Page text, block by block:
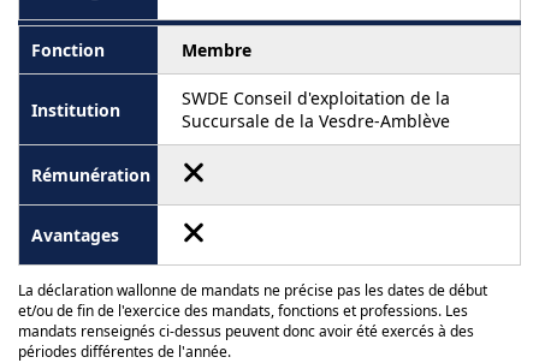
Membre
SWDE Conseil d'exploitation de la
Succursale de la Vesdre-Amblève
La déclaration wallonne de mandats ne précise pas les dates de début
et/ou de fin de l'exercice des mandats, fonctions et professions. Les
mandats renseignés ci-dessus peuvent donc avoir été exercés à des
périodes différentes de l'année.